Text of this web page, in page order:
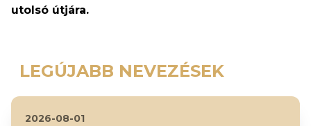
utolsó útjára.
LEGÚJABB NEVEZÉSEK
2026-08-01